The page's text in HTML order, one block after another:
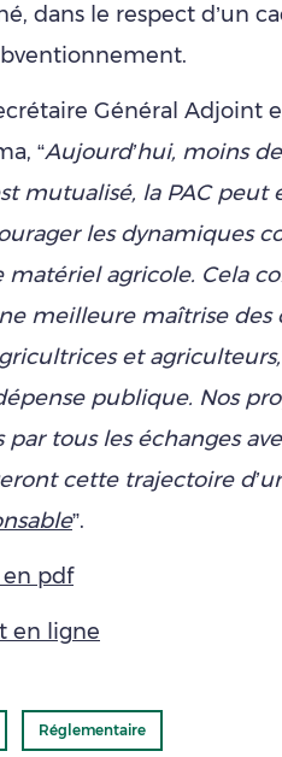
dans le respect d’un
Général Adjoint
“Aujourd’hui, moins
mutualisé, la PAC peut
les dynamiques
matériel agricole. Cela
meilleure maîtrise des
et
publique. Nos
tous les échanges
cette trajectoire
”.
en pdf
en ligne
Réglementaire